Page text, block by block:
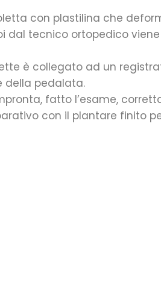
con plastilina che
dal tecnico ortopedico
è collegato ad un
della pedalata.
fatto l’esame,
con il plantare finito